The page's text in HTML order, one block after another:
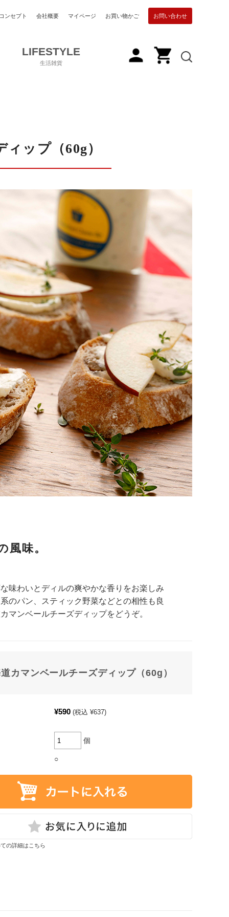
ンセプト 会社概要 マイページ お買い物かご お問い合わせ
LIFESTYLE
生活雑貨
ップ（60g）
風味。
味わいとディルの爽やかな香りをお楽しみ
のパン、スティック野菜などとの相性も良
マンベールチーズディップをどうぞ。
カマンベールチーズディップ（60g）
¥590 (税込 ¥637)
個
○
の詳細はこちら